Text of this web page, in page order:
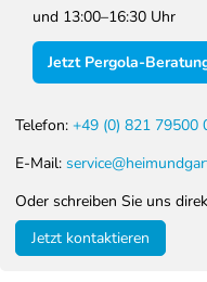
und 13:00–16:30 Uhr
Jetzt Pergola-
Telefon: +49 (0) 821 79500
E-Mail:
Oder schreiben Sie uns
Jetzt kontaktieren